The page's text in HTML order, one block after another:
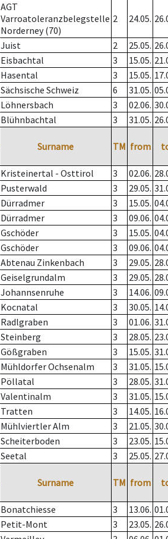
AGT
Varroatoleranzbelegstelle
Norderney (70)
2 24.05.
Juist 2 25.05.
Eisbachtal 3 15.05.
Hasental 3 15.05.
Sächsische Schweiz 6 31.05.
Löhnersbach 3 02.06.
Blühnbachtal 3 31.05.
Surname TM from
Kristeinertal - Osttirol 3 02.06.
Pusterwald 3 29.05.
Dürradmer 3 15.05.
Dürradmer 3 09.06.
Gschöder 3 15.05.
Gschöder 3 09.06.
Abtenau Zinkenbach 3 29.05.
Geiselgrundalm 3 29.05.
Johannsenruhe 3 14.06.
Kocnatal 3 30.05.
Radlgraben 3 01.06.
Steinberg 3 28.05.
Gößgraben 3 15.05.
Mühldorfer Ochsenalm 3 31.05.
Pöllatal 3 28.05.
Valentinalm 3 31.05.
Tratten 3 14.05.
Mühlviertler Alm 3 21.05.
Scheiterboden 3 23.05.
Seetal 3 25.05.
Surname TM from
Bonatchiesse 3 13.06.
Petit-Mont 3 23.05.